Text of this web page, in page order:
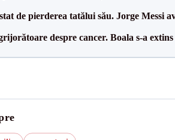
de pierderea tatălui său. Jorge Messi
despre cancer. Boala s-a extins